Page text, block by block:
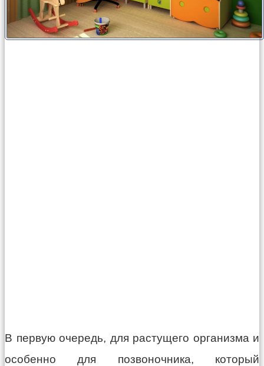
В первую очередь, для растущего организма и
особенно для позвоночника, который